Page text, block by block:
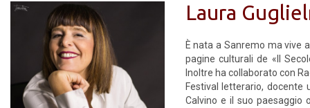
Laura
È nata a Sanremo ma vive
pagine culturali de «Il
Inoltre ha collaborato con
Festival letterario,
Calvino e il suo paesaggio